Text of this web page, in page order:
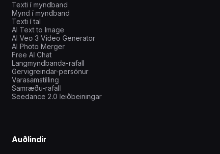
Texti í myndband
Mynd í myndband
Texti í tal
AI Text to Image
AI Veo 3 Video Generator
AI Photo Merger
Free AI Chat
Langmyndbanda-rafall
Gervigreindar-persónur
Varasamstilling
Samræðu-rafall
Seedance 2.0 leiðbeiningar
Auðlindir